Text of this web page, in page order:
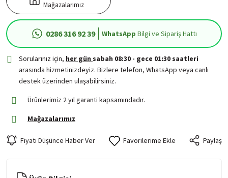
Mağazalarımız
0286 316 92 39 WhatsApp Bilgi ve Sipariş Hattı
Sorularınız için, her gün sabah 08:30 - gece 01:30 saatleri
arasında hizmetinizdeyiz. Bizlere telefon, WhatsApp veya canlı
destek üzerinden ulaşabilirsiniz.
Ürünlerimiz 2 yıl garanti kapsamındadır.
Mağazalarımız
Fiyatı Düşünce Haber Ver Paylaş